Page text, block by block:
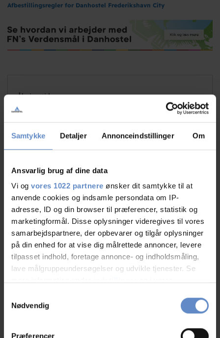
Samtykke Detaljer Annonceindstillinger Om
Ansvarlig brug af dine data
Vi og vores 1022 partnere ønsker dit samtykke til at
anvende cookies og indsamle persondata om IP-
adresse, ID og din browser til præferencer, statistik og
marketingformål. Disse oplysninger videregives til vores
samarbejdspartnere, der opbevarer og tilgår oplysninger
på din enhed for at vise dig målrettede annoncer, levere
tilpasset indhold, foretage annonce- og indholdsmåling,
lave målgruppeundersøgelser og udvikle tjenester. Se
tilbage eller ændre indstillinger fra vores
"Cookiedeklaration", eller ved at trykke på "Privacy
Nødvendig
Præferencer
Afbestillingsregler for Danhostel Frederikshavn City
Åbningstider
01/01-22/12(07.00 - 10.00 og 15.00 - 18.00)
Info
Antal senge 110
Antal værelser 27
Antal værelser med bad og/eller toilet 27
Antal værelser uden bad og/eller toilet 0